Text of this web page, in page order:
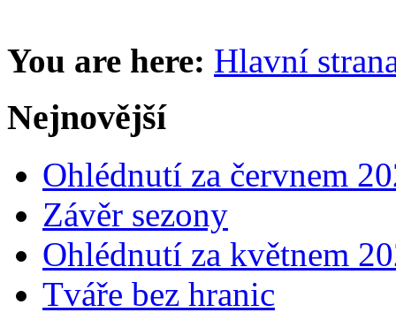
You are here: Hlavní
Nejnovější
Ohlédnutí za červnem
Závěr sezony
Ohlédnutí za květnem
Tváře bez hranic